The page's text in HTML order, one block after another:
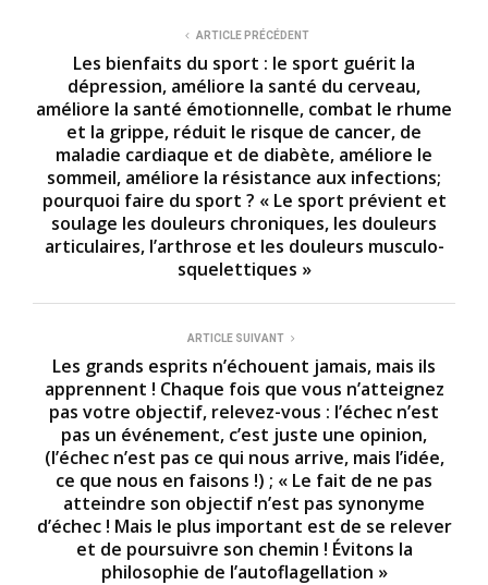
ARTICLE PRÉCÉDENT
Les bienfaits du sport : le sport guérit la
dépression, améliore la santé du cerveau,
améliore la santé émotionnelle, combat le rhume
et la grippe, réduit le risque de cancer, de
maladie cardiaque et de diabète, améliore le
sommeil, améliore la résistance aux infections;
pourquoi faire du sport ? « Le sport prévient et
soulage les douleurs chroniques, les douleurs
articulaires, l’arthrose et les douleurs musculo-
squelettiques »
ARTICLE SUIVANT
Les grands esprits n’échouent jamais, mais ils
apprennent ! Chaque fois que vous n’atteignez
pas votre objectif, relevez-vous : l’échec n’est
pas un événement, c’est juste une opinion,
(l’échec n’est pas ce qui nous arrive, mais l’idée,
ce que nous en faisons !) ; « Le fait de ne pas
atteindre son objectif n’est pas synonyme
d’échec ! Mais le plus important est de se relever
et de poursuivre son chemin ! Évitons la
philosophie de l’autoflagellation »